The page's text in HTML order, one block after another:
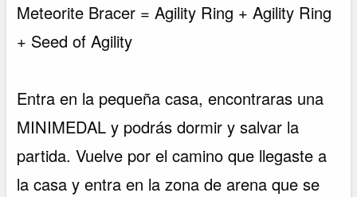
Meteorite Bracer = Agility Ring + Agility Ring
+ Seed of Agility
Entra en la pequeña casa, encontraras una
MINIMEDAL y podrás dormir y salvar la
partida. Vuelve por el camino que llegaste a
la casa y entra en la zona de arena que se